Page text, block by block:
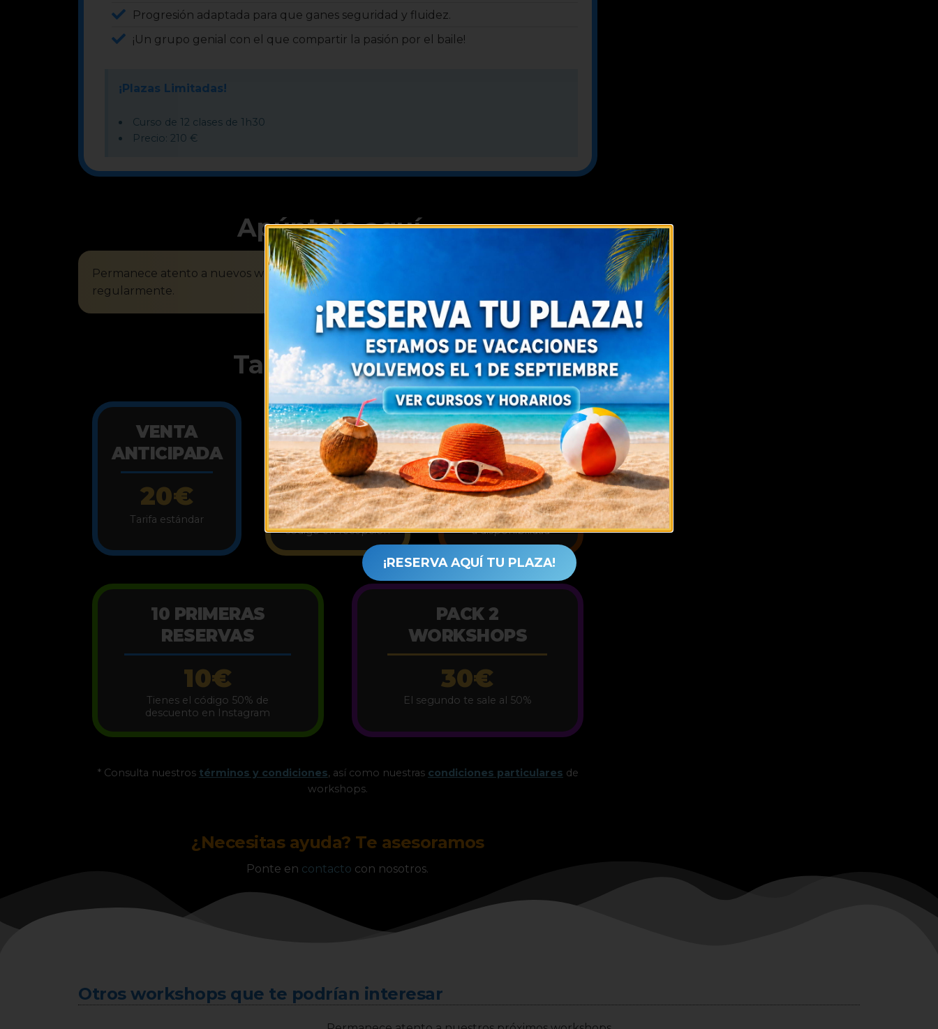
Progresión adaptada para que ganes seguridad y fluidez.
¡Un grupo genial con el que compartir la pasión por el baile!
¡Plazas Limitadas!
Curso de 12 clases de 1h30
Precio: 210 €
Apúntate aquí...
Permanece atento a nuevos workshops y eventos como este que publicamos aquí
regularmente.
Tarifas y Precios
VENTA
ANTICIPADA
20€
Tarifa estándar
ALUMNOS
STUDIO11
15€
Pregunta por el
código en recepción
VENTA
EN PUERTA
25€
En efectivo y sujeto
a disponibilidad
10 PRIMERAS
RESERVAS
10€
Tienes el código 50% de
descuento en Instagram
PACK 2
WORKSHOPS
30€
El segundo te sale al 50%
* Consulta nuestros términos y condiciones, así como nuestras condiciones particulares de
workshops.
¿Necesitas ayuda? Te asesoramos
Ponte en contacto con nosotros.
Otros workshops que te podrían interesar
¡RESERVA AQUÍ TU PLAZA!